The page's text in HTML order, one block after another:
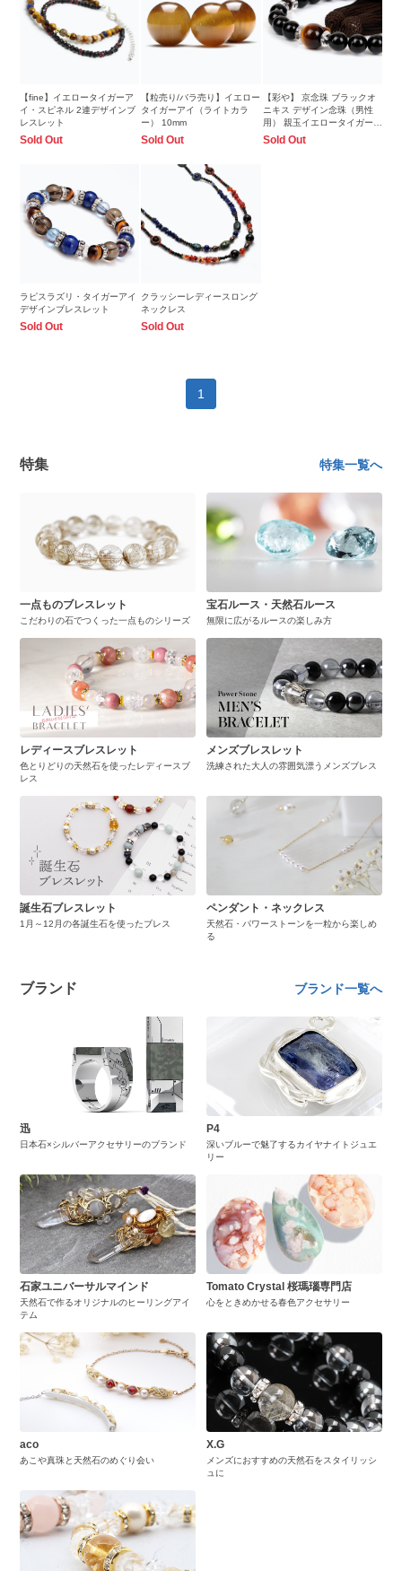
【fine】イエロータイガーア
イ・スピネル 2連デザインブ
レスレット
Sold Out
【粒売り/バラ売り】イエロー
タイガーアイ（ライトカラ
ー） 10mm
Sold Out
【彩や】 京念珠 ブラックオ
ニキス デザイン念珠（男性
用） 親玉イエロータイガーア
イ
Sold Out
ラピスラズリ・タイガーアイ
デザインブレスレット
Sold Out
クラッシーレディースロング
ネックレス
Sold Out
1
特集 特集一覧へ
一点ものブレスレット
こだわりの石でつくった一点ものシリーズ
宝石ルース・天然石ルース
無限に広がるルースの楽しみ方
レディースブレスレット
色とりどりの天然石を使ったレディースブ
レス
メンズブレスレット
洗練された大人の雰囲気漂うメンズブレス
誕生石ブレスレット
1月～12月の各誕生石を使ったブレス
ペンダント・ネックレス
天然石・パワーストーンを一粒から楽しめ
る
ブランド ブランド一覧へ
迅
日本石×シルバーアクセサリーのブランド
P4
深いブルーで魅了するカイヤナイトジュエ
リー
石家ユニバーサルマインド
天然石で作るオリジナルのヒーリングアイ
テム
Tomato Crystal 桜瑪瑙専門店
心をときめかせる春色アクセサリー
aco
あこや真珠と天然石のめぐり会い
X.G
メンズにおすすめの天然石をスタイリッシ
ュに